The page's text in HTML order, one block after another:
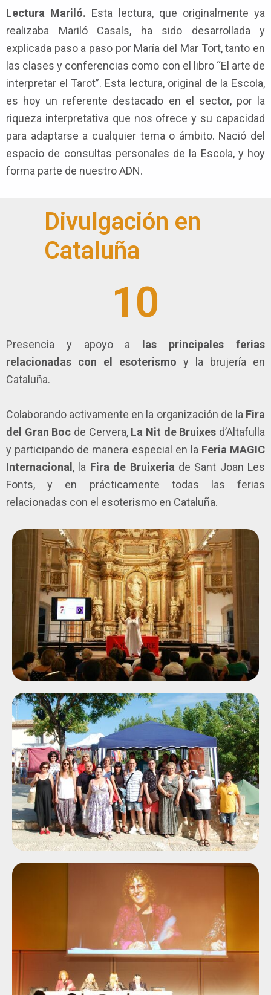
Lectura Mariló. Esta lectura, que originalmente ya
realizaba Mariló Casals, ha sido desarrollada y
explicada paso a paso por María del Mar Tort, tanto en
las clases y conferencias como con el libro “El arte de
interpretar el Tarot”. Esta lectura, original de la Escola,
es hoy un referente destacado en el sector, por la
riqueza interpretativa que nos ofrece y su capacidad
para adaptarse a cualquier tema o ámbito. Nació del
espacio de consultas personales de la Escola, y hoy
forma parte de nuestro ADN.
Divulgación en
Cataluña
10
Presencia y apoyo a las principales
ferias
relacionadas con el esoterismo y la brujería en
Cataluña.
Colaborando activamente en la organización de la Fira
del Gran Boc de Cervera, La Nit de Bruixes d’Altafulla
y participando de manera especial en la Feria MAGIC
Internacional, la Fira de Bruixeria de Sant Joan Les
Fonts, y en prácticamente todas las ferias
relacionadas con el esoterismo en Cataluña.